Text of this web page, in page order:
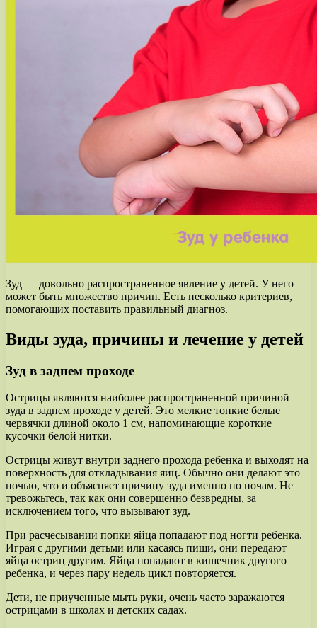
Зуд — довольно распространенное явление у детей. У него
может быть множество причин. Есть несколько критериев,
помогающих поставить правильный диагноз.
Виды зуда, причины и лечение у детей
Зуд в заднем проходе
Острицы являются наиболее распространенной причиной
зуда в заднем проходе у детей. Это мелкие тонкие белые
червячки длиной около 1 см, напоминающие короткие
кусочки белой нитки.
Острицы живут внутри заднего прохода ребенка и выходят на
поверхность для откладывания яиц. Обычно они делают это
ночью, что и объясняет причину зуда именно по ночам. Не
тревожьтесь, так как они совершенно безвредны, за
исключением того, что вызывают зуд.
При расчесывании попки яйца попадают под ногти ребенка.
Играя с другими детьми или касаясь пищи, они передают
яйца остриц другим. Яйца попадают в кишечник другого
ребенка, и через пару недель цикл повторяется.
Дети, не приученные мыть руки, очень часто заражаются
острицами в школах и детских садах.